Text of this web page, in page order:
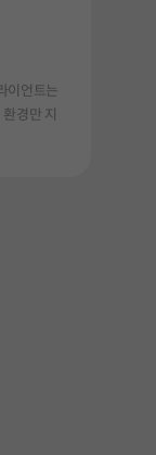
이언트는
경만 지